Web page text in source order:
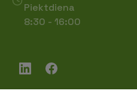
Piektdiena
8:30 - 16:00